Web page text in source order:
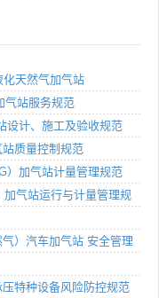
天然气加气站
气站服务规范
设计、施工及验收规范
质量控制规范
）加气站计量管理规范
气站运行与计量管理规
）汽车加气站 安全管理
特种设备风险防控规范